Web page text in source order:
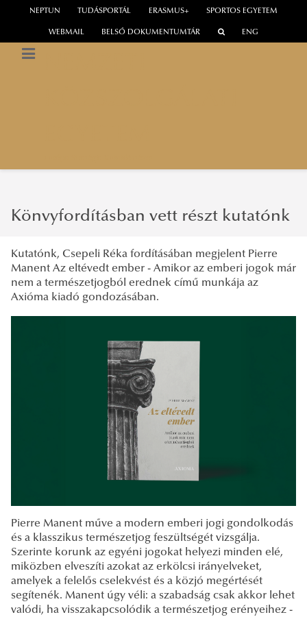
WEBMAIL
NEPTUN TUDÁSPORTÁL ERASMUS+ SPORTOS EGYETEM
BELSŐ DOKUMENTUMTÁR ENG
Könvyfordításban vett részt kutatónk
Kutatónk, Csepeli Réka fordításában megjelent Pierre
Manent Az eltévedt ember - Amikor az emberi jogok már
nem a természetjogból erednek című munkája az
Axióma kiadó gondozásában.
Pierre Manent műve a modern emberi jogi gondolkodás
és a klasszikus természetjog feszültségét vizsgálja.
Szerinte korunk az egyéni jogokat helyezi minden elé,
miközben elveszíti azokat az erkölcsi irányelveket,
amelyek a felelős cselekvést és a közjó megértését
segítenék. Manent úgy véli: a szabadság csak akkor lehet
valódi, ha visszakapcsolódik a természetjog erényeihez -